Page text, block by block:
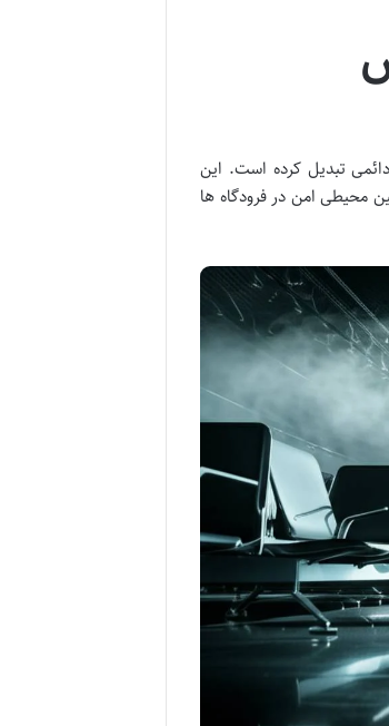
تبدیل کرده است. این
محیطی امن در فرودگاه ها